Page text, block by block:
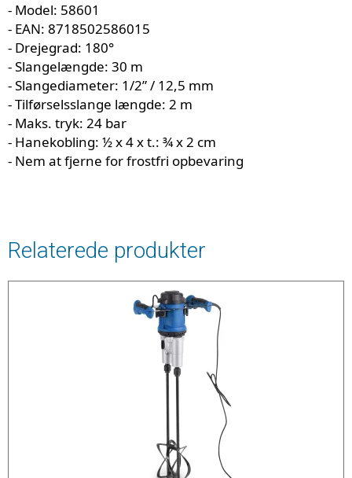
- Model: 58601
- EAN: 8718502586015
- Drejegrad: 180°
- Slangelængde: 30 m
- Slangediameter: 1/2” / 12,5 mm
- Tilførselsslange længde: 2 m
- Maks. tryk: 24 bar
- Hanekobling: ½ x 4 x t.: ¾ x 2 cm
- Nem at fjerne for frostfri opbevaring
Relaterede produkter